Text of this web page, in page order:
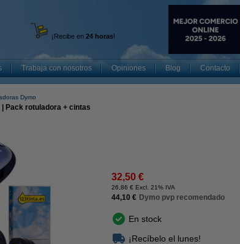
¡Recibe en 24 horas!
Trabaja con nosotros Opiniones Blog Contacto
Dymo
| Pack rotuladora + cintas
32,50 €
26,86 € Excl. 21% IVA
44,10 € Dymo pvp recomendado
En stock
¡Recíbelo el lunes!